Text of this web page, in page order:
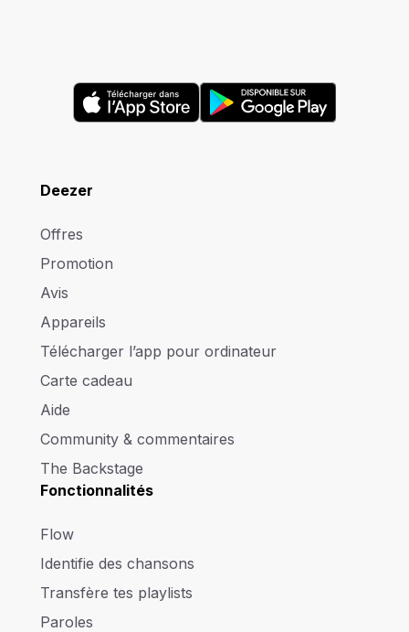
Deezer
Offres
Promotion
Avis
Appareils
Télécharger l’app pour ordinateur
Carte cadeau
Aide
Community & commentaires
The Backstage
Fonctionnalités
Flow
Identifie des chansons
Transfère tes playlists
Paroles